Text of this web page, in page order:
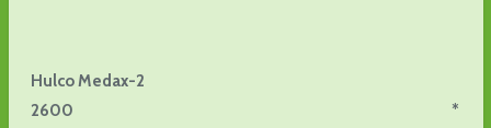
Hulco Medax-2
2600 *